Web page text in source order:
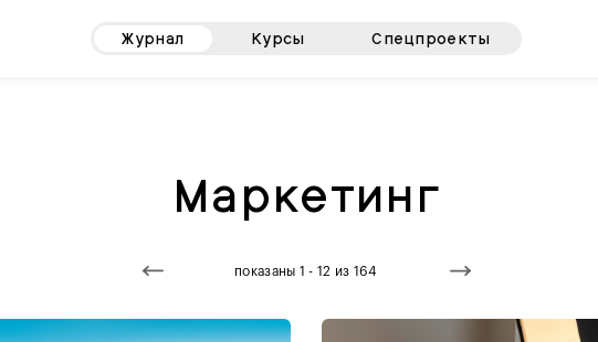
Журнал Курсы Спецпроекты
Маркетинг
показаны 1 - 12 из 164